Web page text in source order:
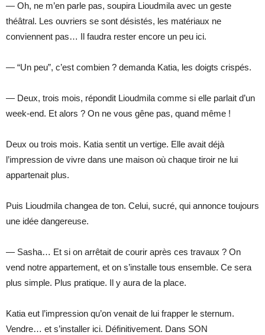
— Oh, ne m’en parle pas, soupira Lioudmila avec un geste
théâtral. Les ouvriers se sont désistés, les matériaux ne
conviennent pas… Il faudra rester encore un peu ici.
— “Un peu”, c’est combien ? demanda Katia, les doigts crispés.
— Deux, trois mois, répondit Lioudmila comme si elle parlait d’un
week-end. Et alors ? On ne vous gêne pas, quand même !
Deux ou trois mois. Katia sentit un vertige. Elle avait déjà
l’impression de vivre dans une maison où chaque tiroir ne lui
appartenait plus.
Puis Lioudmila changea de ton. Celui, sucré, qui annonce toujours
une idée dangereuse.
— Sasha… Et si on arrêtait de courir après ces travaux ? On
vend notre appartement, et on s’installe tous ensemble. Ce sera
plus simple. Plus pratique. Il y aura de la place.
Katia eut l’impression qu’on venait de lui frapper le sternum.
Vendre… et s’installer ici. Définitivement. Dans SON